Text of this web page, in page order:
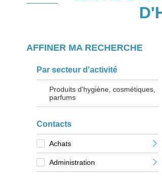
AFFINER MA RECHERCHE
Par secteur d'activité
Produits d'hygiène, cosmétiques,
parfums
Contacts
Achats
Administration